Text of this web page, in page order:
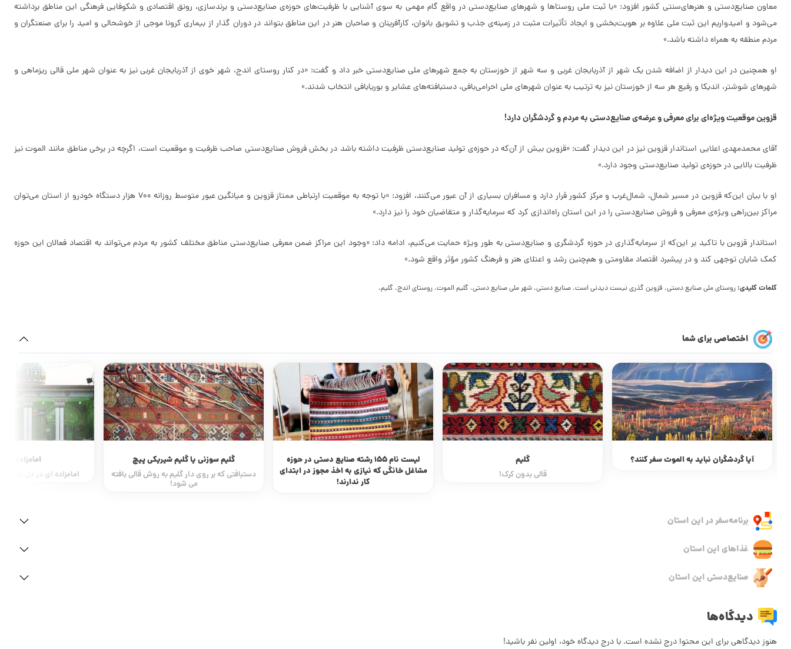
معاون صنایع‌دستی و هنرهای‌سنتی کشور افزود: «با ثبت ملی روستا‌ها و شهر‌های صنایع‌دستی در واقع گام مهمی به سوی آشنایی با ظرفیت‌های حوزه‌ی صنایع‌دستی و برندسازی، رونق اقتصادی و شکوفایی فرهنگی این مناطق برداشته
می‌شود و امیدواریم این ثبت ملی علاوه بر هویت‌بخشی و ایجاد تأثیرات مثبت در زمینه‌ی جذب و تشویق بانوان، کارآفرینان و صاحبان هنر در این مناطق بتواند در دوران گذار از بیماری کرونا موجی از خوشحالی و امید را برای صنعتگران و
مردم منطقه به همراه داشته باشد.»
او همچنین در این دیدار از اضافه شدن یک شهر از آذربایجان غربی و سه شهر از خوزستان به جمع شهر‌های ملی صنایع‌دستی خبر داد و گفت: «در کنار روستای اندج، شهر خوی از آذربایجان غربی نیز به عنوان شهر ملی قالی ریزماهی و
شهر‌های شوشتر، اندیکا و رفیع هر سه از خوزستان نیز به ترتیب به عنوان شهر‌های ملی احرامی‌بافی، دستبافته‌های عشایر و بوریا‌بافی انتخاب شدند.»
قزوین موقعیت ویژه‌ای برای معرفی و عرضه‌ی صنایع‌دستی به مردم و گردشگران دارد!
آقای محمدمهدی اعلایی استاندار قزوین نیز در این دیدار گفت: «قزوین بیش از آن‌که در حوزه‌ی تولید صنایع‌دستی ظرفیت داشته باشد در بخش فروش صنایع‌دستی صاحب ظرفیت و موقعیت است، اگرچه در برخی مناطق مانند الموت نیز
ظرفیت بالایی در حوزه‌ی تولید صنایع‌دستی وجود دارد.»
او با بیان این‌که قزوین در مسیر شمال، شمال‌غرب و مرکز کشور قرار دارد و مسافران بسیاری از آن عبور می‌کنند، افزود: «با توجه به موقعیت ارتباطی ممتاز قزوین و میانگین عبور متوسط روزانه ۷۰۰ هزار دستگاه خودرو از استان می‌توان
مراکز بین‌راهی ویژه‌ی معرفی و فروش صنایع‌دستی را در این استان راه‌اندازی کرد که سرمایه‌گذار و متقاضیان خود را نیز دارد.»
استاندار قزوین با تاکید بر این‌که از سرمایه‌گذاری در حوزه گردشگری و صنایع‌دستی به طور ویژه حمایت می‌کنیم، ادامه داد: «وجود این مراکز ضمن معرفی صنایع‌دستی مناطق مختلف کشور به مردم می‌تواند به اقتصاد فعالان این حوزه
کمک شایان توجهی کند و در پیشبرد اقتصاد مقاومتی و هم‌چنین رشد و اعتلای هنر و فرهنگ کشور مؤثر واقع شود.»
کلمات کلیدی: روستای ملی صنایع دستی، قزوین گذری نیست دیدنی است، صنایع دستی، شهر ملی صنایع دستی، گلیم الموت، روستای اندج، گلیم،
اختصاصی برای شما
آیا گردشگران نباید به الموت سفر کنند؟
گلیم
قالی بدون کرک!
لیست نام ۱۵۵ رشته صنایع‌ دستی در حوزه
مشاغل خانگی که نیازی به اخذ مجوز در ابتدای
کار ندارند!
گلیم سوزنی یا گلیم شیریکی پیچ
دستبافتی که بر روی دار گلیم به روش قالی بافته
می شود!
امامزاده
امامزاده ای در دل
برنامه‌سفر‌ در این استان
غذاهای این استان
صنایع‌دستی این استان
دیدگاه‌ها
هنوز دیدگاهی برای این محتوا درج نشده است. با درج دیدگاه خود، اولین نفر باشید!